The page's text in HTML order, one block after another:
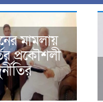
মামলায়
প্রকৌশলী